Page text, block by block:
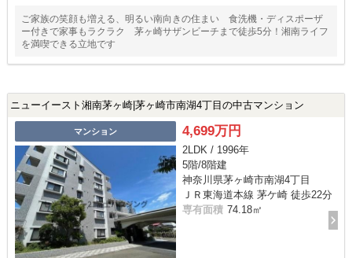
ご家族の笑顔も増える、明るい南向きの住まい 食洗機・ディスポーザ
ー付きで家事もラクラク 茅ヶ崎サザンビーチまで徒歩5分！湘南ライフ
を満喫できる立地です
ニューイースト湘南茅ヶ崎|茅ヶ崎市南湖4丁目の中古マンション
マンション 4,699万円
2LDK / 1996年
5階/8階建
神奈川県茅ヶ崎市南湖4丁目
ＪＲ東海道本線 茅ケ崎 徒歩22分
専有面積 74.18㎡